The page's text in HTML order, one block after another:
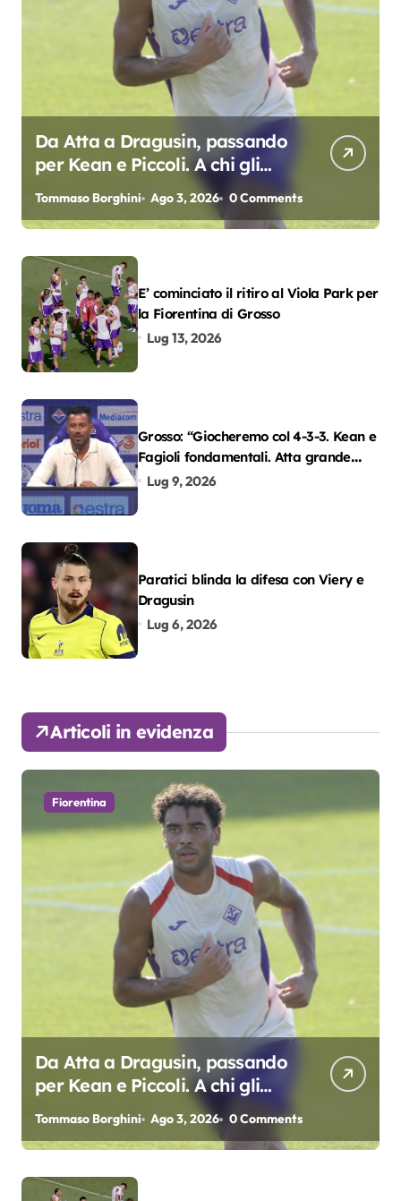
Da Atta a Dragusin, passando
per Kean e Piccoli. A chi gli
oscar del precampionato?
Tommaso Borghini Ago 3, 2026 0 Comments
E’ cominciato il ritiro al Viola Park per
la Fiorentina di Grosso
Lug 13, 2026
Grosso: “Giocheremo col 4-3-3. Kean e
Fagioli fondamentali. Atta grande
colpo”
Lug 9, 2026
Paratici blinda la difesa con Viery e
Dragusin
Lug 6, 2026
Articoli in evidenza
Fiorentina
Da Atta a Dragusin, passando
per Kean e Piccoli. A chi gli
oscar del precampionato?
Tommaso Borghini Ago 3, 2026 0 Comments